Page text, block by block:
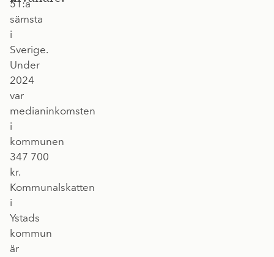
51:a
sämsta
i
Sverige.
Under
2024
var
medianinkomsten
i
kommunen
347 700
kr.
Kommunalskatten
i
Ystads
kommun
är